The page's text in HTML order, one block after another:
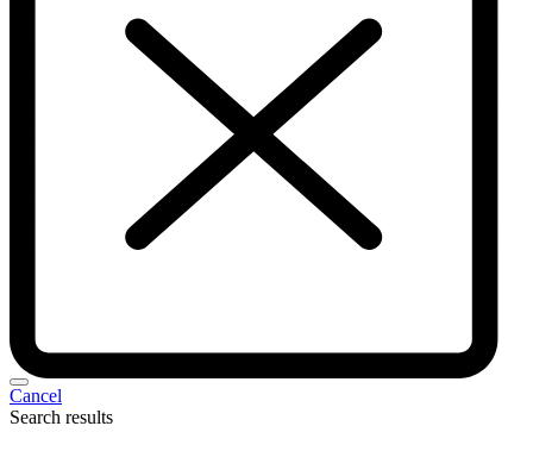
Cancel
Search results